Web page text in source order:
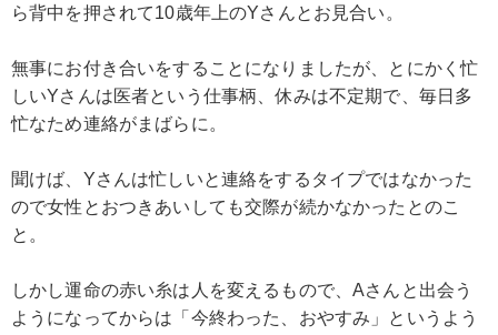
ら背中を押されて10歳年上のYさんとお見合い。
無事にお付き合いをすることになりましたが、とにかく忙
しいYさんは医者という仕事柄、休みは不定期で、毎日多
忙なため連絡がまばらに。
聞けば、Yさんは忙しいと連絡をするタイプではなかった
ので女性とおつきあいしても交際が続かなかったとのこ
と。
しかし運命の赤い糸は人を変えるもので、Aさんと出会う
ようになってからは「今終わった、おやすみ」というよう